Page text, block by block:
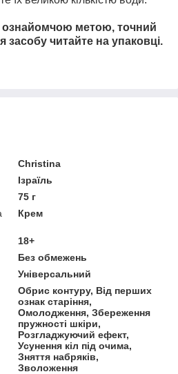
ознайомчою метою, точний
засобу читайте на упаковці.
Christina
Ізраїль
75 г
Крем
18+
Без обмежень
Універсальний
Обрис контуру, Від перших
ознак старіння,
Омолодження, Збереження
пружності шкіри,
Розгладжуючий ефект,
Усунення кіл під очима,
Зняття набряків,
Зволоження